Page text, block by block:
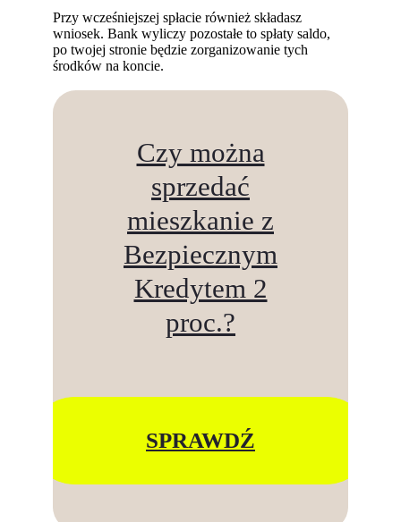
Przy wcześniejszej spłacie również składasz
wniosek. Bank wyliczy pozostałe to spłaty saldo,
po twojej stronie będzie zorganizowanie tych
środków na koncie.
Czy można
sprzedać
mieszkanie z
Bezpiecznym
Kredytem 2
proc.?
SPRAWDŹ